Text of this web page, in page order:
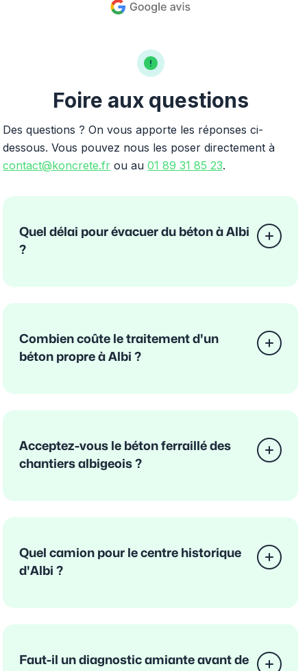
Foire aux questions
Des questions ? On vous apporte les réponses ci-
dessous. Vous pouvez nous les poser directement à
contact@koncrete.fr ou au 01 89 31 85 23.
Quel délai pour évacuer du béton à Albi
?
Combien coûte le traitement d'un
béton propre à Albi ?
Acceptez-vous le béton ferraillé des
chantiers albigeois ?
Quel camion pour le centre historique
d'Albi ?
Faut-il un diagnostic amiante avant de